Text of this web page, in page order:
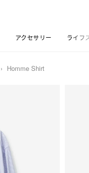
アクセサリー ライフ
Homme Shirt